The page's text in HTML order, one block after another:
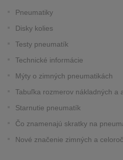
Pneumatiky
Disky kolies
Testy pneumatík
Technické informácie
Mýty o zimných pneumatikách
Tabuľka rozmerov nákladných a
Starnutie pneumatík
Čo znamenajú skratky na
Nové značenie zimných a